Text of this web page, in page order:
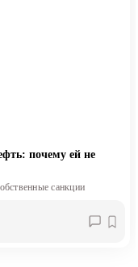
почему ей не
санкции